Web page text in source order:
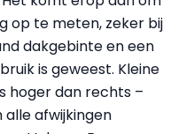
op te meten, zeker bij
dakgebinte en een
is geweest. Kleine
hoger dan rechts –
afwijkingen